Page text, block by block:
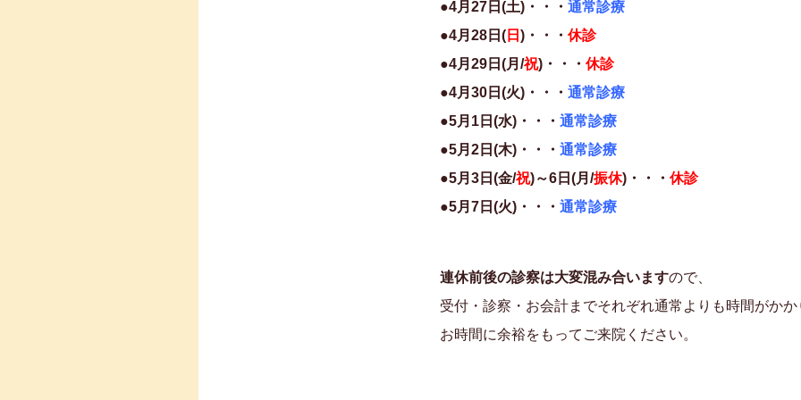
●4月27日(土)・・・ 通常診療
●4月28日( 日 )・・・ 休診
●4月29日(月/祝)・・・ 休診
●4月30日(火)・・・ 通常診療
●5月1日(水)・・・ 通常診療
●5月2日(木)・・・ 通常診療
●5月3日(金/祝)～6日(月/振休)・・・ 休診
●5月7日(火)・・・ 通常診療
連休前後の診察は大変混み合いますので、
受付・診察・お会計までそれぞれ通常よりも時間がか
お時間に余裕をもってご来院ください。